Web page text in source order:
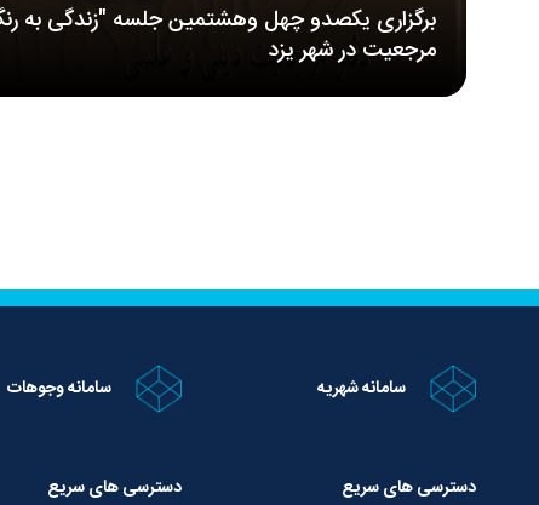
برگزاری یکصدو چهل وهشتمین جلسه "زندگی به
مرجعیت در شهر یزد
سامانه شهریه سامانه وجوهات
دسترسی های سریع دسترسی های سریع